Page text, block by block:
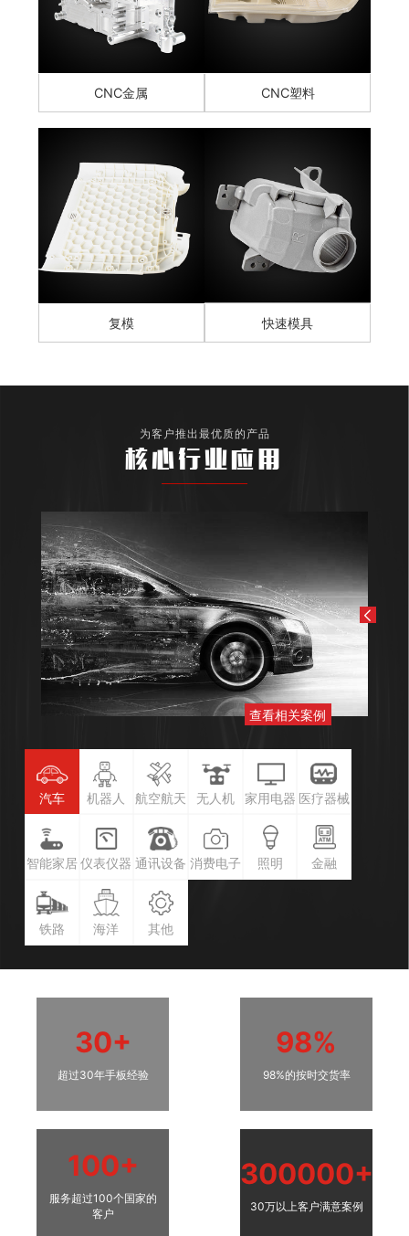
CNC金属 CNC塑料
复模 快速模具
为客户推出最优质的产品
核心行业应用
查看相关案例
汽车 机器人 航空航天 无人机 家用电器 医疗器械
智能家居 仪表仪器 通讯设备 消费电子 照明 金融
铁路 海洋 其他
30+
超过30年手板经验
98%
98%的按时交货率
100+
服务超过100个国家的
客户
300000+
30万以上客户满意案例